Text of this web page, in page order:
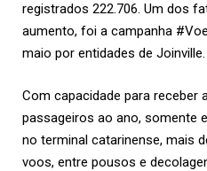
registrados 222.706. Um dos
aumento, foi a campanha
maio por entidades de Joinville.
Com capacidade para receber
passageiros ao ano, somente
no terminal catarinense, mais
voos, entre pousos e